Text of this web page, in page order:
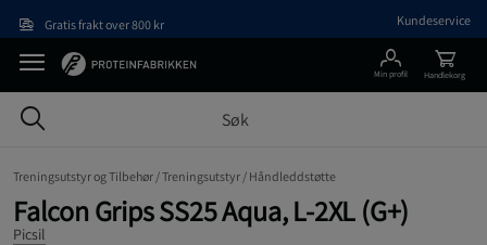
Gratis frakt over 800 kr Kundeservice
Min profil Handlekorg
Treningsutstyr og Tilbehør /Treningsutstyr / Håndleddstøtte
Falcon Grips SS25 Aqua, L-2XL (G+)
Picsil